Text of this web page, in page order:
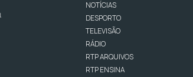
NOTÍCIAS
DESPORTO
TELEVISÃO
RÁDIO
RTP ARQUIVOS
RTP ENSINA